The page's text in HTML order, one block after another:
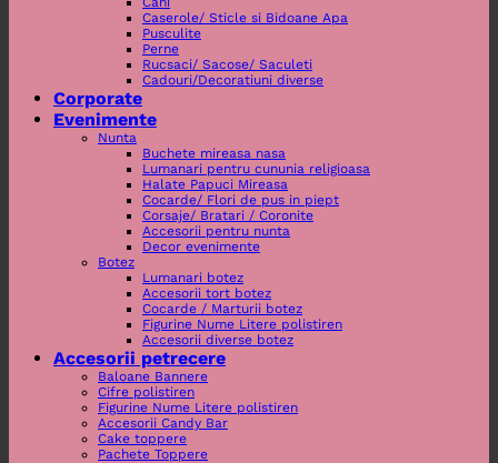
Caserole/ Sticle si Bidoane Apa
Pusculite
Perne
Rucsaci/ Sacose/ Saculeti
Cadouri/Decoratiuni diverse
Corporate
Evenimente
Nunta
Buchete mireasa nasa
Lumanari pentru cununia religioasa
Halate Papuci Mireasa
Cocarde/ Flori de pus in piept
Corsaje/ Bratari / Coronite
Accesorii pentru nunta
Decor evenimente
Botez
Lumanari botez
Accesorii tort botez
Cocarde / Marturii botez
Figurine Nume Litere polistiren
Accesorii diverse botez
Accesorii petrecere
Baloane Bannere
Cifre polistiren
Figurine Nume Litere polistiren
Accesorii Candy Bar
Cake toppere
Pachete Toppere